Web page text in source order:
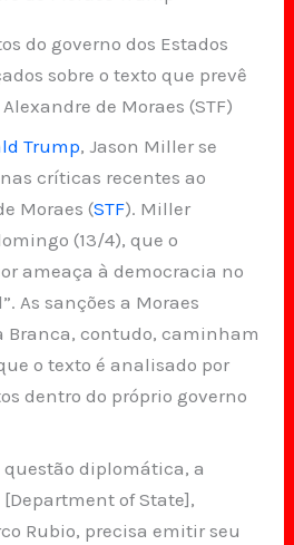
do governo dos Estados
sobre o texto que prevê
de Moraes (STF)
Trump, Jason Miller se
críticas recentes ao
Moraes (STF). Miller
(13/4), que o
ameaça à democracia no
As sanções a Moraes
Branca, contudo, caminham
o texto é analisado por
dentro do próprio governo
questão diplomática, a
of State],
Rubio, precisa emitir seu